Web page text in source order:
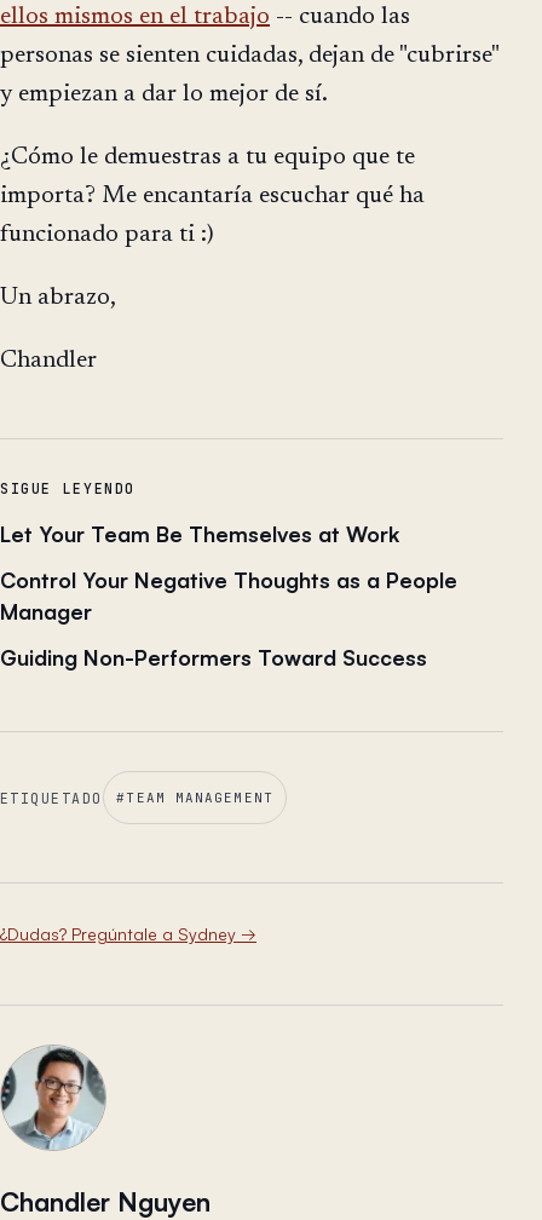
ellos mismos en el trabajo -- cuando las
personas se sienten cuidadas, dejan de "cubrirse"
y empiezan a dar lo mejor de sí.
¿Cómo le demuestras a tu equipo que te
importa? Me encantaría escuchar qué ha
funcionado para ti :)
Un abrazo,
Chandler
SIGUE LEYENDO
Let Your Team Be Themselves at Work
Control Your Negative Thoughts as a People
Manager
Guiding Non-Performers Toward Success
ETIQUETADO #TEAM MANAGEMENT
¿Dudas? Pregúntale a Sydney →
Chandler Nguyen